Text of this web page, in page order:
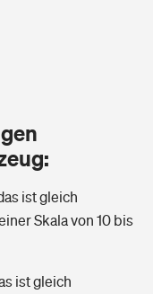
ist gleich
Skala von 10 bis
ist gleich